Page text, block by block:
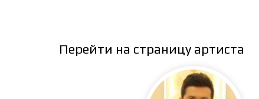
Перейти на страницу артиста